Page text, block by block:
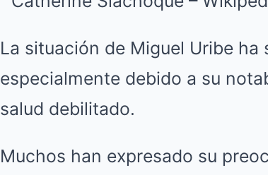
La situación de Miguel Uribe
especialmente debido a su
salud debilitado.
Muchos han expresado su